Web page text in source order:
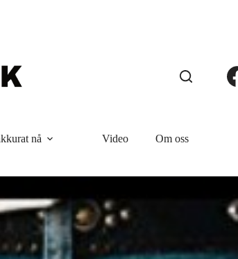
nå Video Om oss